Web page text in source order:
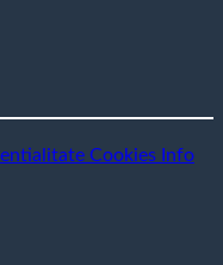
Cookies Info